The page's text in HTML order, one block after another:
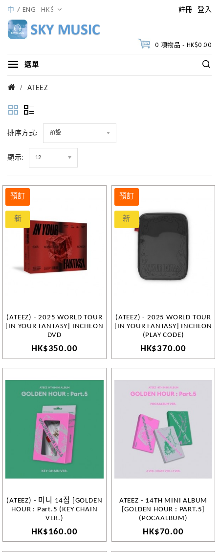
註冊 登入
中 ENG HK$
0 項物品 - HK$0.00
選單
ATEEZ
排序方式: 預設
顯示: 12
預訂
新
(ATEEZ) - 2025 WORLD TOUR
[IN YOUR FANTASY] INCHEON
DVD
HK$350.00
預訂
新
(ATEEZ) - 2025 WORLD TOUR
[IN YOUR FANTASY] INCHEON
(PLAY CODE)
HK$370.00
(ATEEZ) - 미니 14집 [GOLDEN
HOUR : Part.5 (KEY CHAIN
VER.)
HK$160.00
ATEEZ - 14TH MINI ALBUM
[GOLDEN HOUR : PART.5]
(POCAALBUM)
HK$70.00